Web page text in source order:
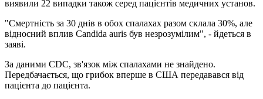
виявили 22 випадки також серед пацієнтів медичних установ.
"Смертність за 30 днів в обох спалахах разом склала 30%, але
відносний вплив Candida auris був незрозумілим", - йдеться в
заяві.
За даними CDC, зв'язок між спалахами не знайдено.
Передбачається, що грибок вперше в США передавався від
пацієнта до пацієнта.